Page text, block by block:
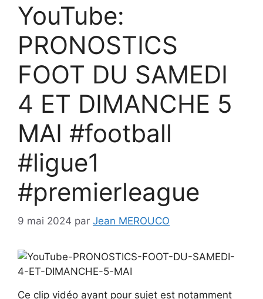
YouTube:
PRONOSTICS
FOOT DU SAMEDI
4 ET DIMANCHE 5
MAI #football
#ligue1
#premierleague
9 mai 2024 par Jean MEROUCO
Ce clip vidéo ayant pour sujet est notamment